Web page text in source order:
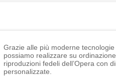
Grazie alle più moderne
possiamo realizzare su ordinazione
riproduzioni fedeli dell’Opera con
personalizzate.